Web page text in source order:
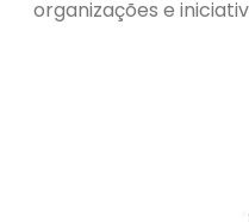
organizações e